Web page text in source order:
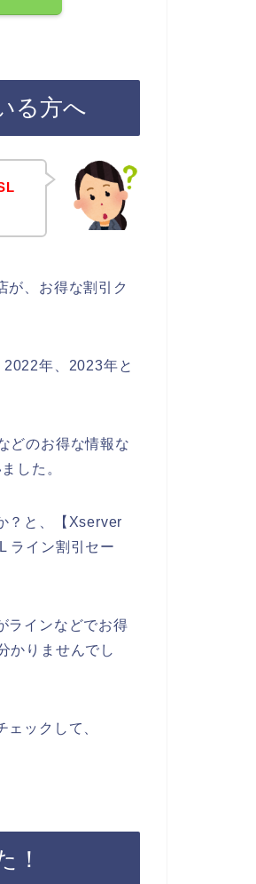
る方へ
が、お得な割引ク
年、2023年と
どのお得な情報な
した。
？と、【Xserver
ライン割引セー
ラインなどでお得
かりませんでし
ックして、
！